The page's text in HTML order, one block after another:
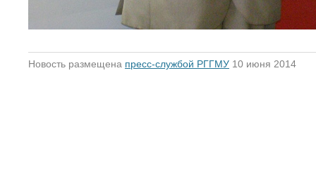
Новость размещена пресс-службой РГГМУ 10 июня 2014